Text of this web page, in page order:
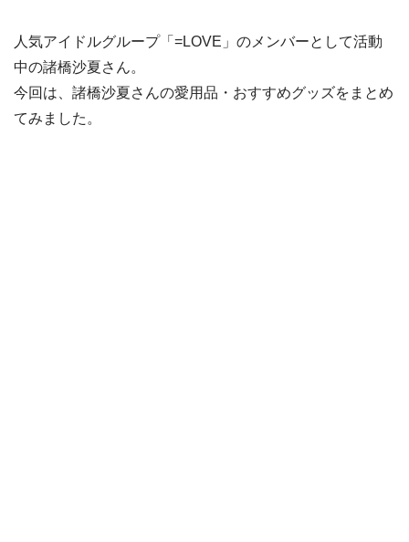
人気アイドルグループ「=LOVE」のメンバーとして活動
中の諸橋沙夏さん。
今回は、諸橋沙夏さんの愛用品・おすすめグッズをまとめ
てみました。